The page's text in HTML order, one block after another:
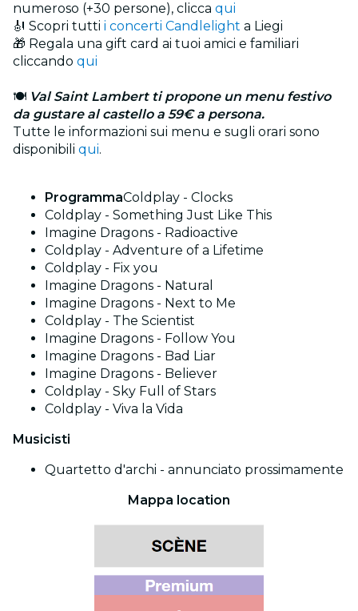
numeroso (+30 persone), clicca qui
🎻 Scopri tutti i concerti Candlelight a Liegi
🎁 Regala una gift card ai tuoi amici e familiari
cliccando qui
🍽️ Val Saint Lambert ti propone un menu festivo
da gustare al castello a 59€ a persona.
Tutte le informazioni sui menu e sugli orari sono
disponibili qui.
ProgrammaColdplay - Clocks
Coldplay - Something Just Like This
Imagine Dragons - Radioactive
Coldplay - Adventure of a Lifetime
Coldplay - Fix you
Imagine Dragons - Natural
Imagine Dragons - Next to Me
Coldplay - The Scientist
Imagine Dragons - Follow You
Imagine Dragons - Bad Liar
Imagine Dragons - Believer
Coldplay - Sky Full of Stars
Coldplay - Viva la Vida
Musicisti
Quartetto d'archi - annunciato prossimamente
Mappa location